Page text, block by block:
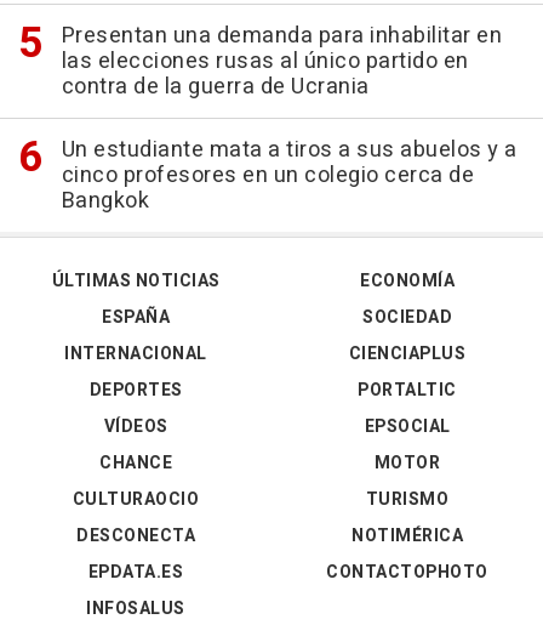
Presentan una demanda para inhabilitar en
las elecciones rusas al único partido en
contra de la guerra de Ucrania
Un estudiante mata a tiros a sus abuelos y a
cinco profesores en un colegio cerca de
Bangkok
ÚLTIMAS NOTICIAS
ESPAÑA
INTERNACIONAL
DEPORTES
VÍDEOS
ECONOMÍA
SOCIEDAD
CIENCIAPLUS
PORTALTIC
EPSOCIAL
CHANCE
CULTURAOCIO
DESCONECTA
EPDATA.ES
INFOSALUS
MOTOR
TURISMO
NOTIMÉRICA
CONTACTOPHOTO